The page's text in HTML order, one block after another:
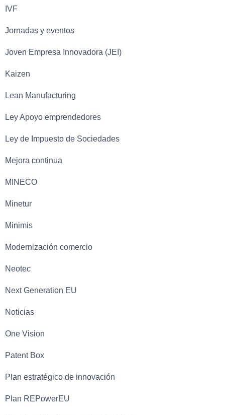
IVF
Jornadas y eventos
Joven Empresa Innovadora (JEI)
Kaizen
Lean Manufacturing
Ley Apoyo emprendedores
Ley de Impuesto de Sociedades
Mejora continua
MINECO
Minetur
Minimis
Modernización comercio
Neotec
Next Generation EU
Noticias
One Vision
Patent Box
Plan estratégico de innovación
Plan REPowerEU